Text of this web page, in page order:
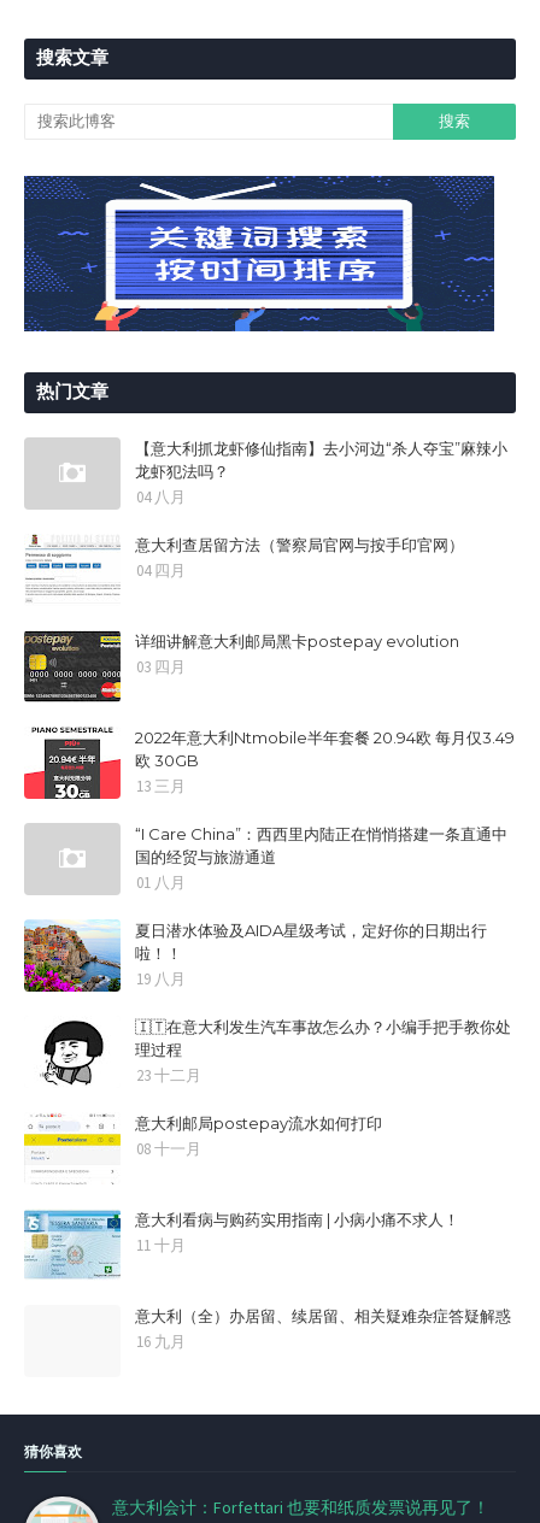
搜索文章
热门文章
【意大利抓龙虾修仙指南】去小河边“杀人夺宝”麻辣小
龙虾犯法吗？
04 八月
意大利查居留方法（警察局官网与按手印官网）
04 四月
详细讲解意大利邮局黑卡postepay evolution
03 四月
2022年意大利Ntmobile半年套餐 20.94欧 每月仅3.49
欧 30GB
13 三月
“I Care China”：西西里内陆正在悄悄搭建一条直通中
国的经贸与旅游通道
01 八月
夏日潜水体验及AIDA星级考试，定好你的日期出行
啦！！
19 八月
🇮🇹在意大利发生汽车事故怎么办？小编手把手教你处
理过程
23 十二月
意大利邮局postepay流水如何打印
08 十一月
意大利看病与购药实用指南 | 小病小痛不求人！
11 十月
意大利（全）办居留、续居留、相关疑难杂症答疑解惑
16 九月
猜你喜欢
意大利会计：Forfettari 也要和纸质发票说再见了！